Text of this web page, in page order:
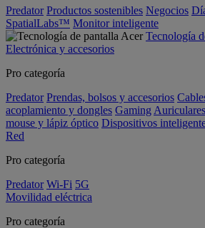
Predator Productos sostenibles Negocios
SpatialLabs™ Monitor inteligente
Tecnología
Electrónica y accesorios
Pro categoría
Predator Prendas, bolsos y accesorios
acoplamiento y dongles Gaming
mouse y lápiz óptico Dispositivos
Red
Pro categoría
Predator Wi-Fi 5G
Movilidad eléctrica
Pro categoría